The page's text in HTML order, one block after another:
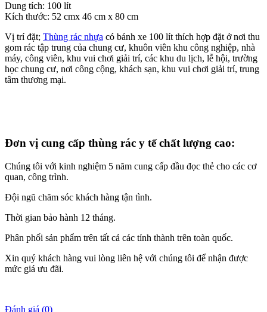
Dung tích: 100 lít
Kích thước: 52 cmx 46 cm x 80 cm
Vị trí đặt; Thùng rác nhựa có bánh xe 100 lít thích hợp đặt ở nơi thu
gom rác tập trung của chung cư, khuôn viên khu công nghiệp, nhà
máy, công viên, khu vui chơi giải trí, các khu du lịch, lễ hội, trường
học chung cư, nơi công cộng, khách sạn, khu vui chơi giải trí, trung
tâm thương mại.
Đơn vị cung cấp thùng rác y tế chất lượng cao:
Chúng tôi với kinh nghiệm 5 năm cung cấp đầu đọc thẻ cho các cơ
quan, công trình.
Đội ngũ chăm sóc khách hàng tận tình.
Thời gian bảo hành 12 tháng.
Phân phối sản phẩm trên tất cả các tỉnh thành trên toàn quốc.
Xin quý khách hàng vui lòng liên hệ với chúng tôi để nhận được
mức giá ưu đãi.
Đánh giá (0)